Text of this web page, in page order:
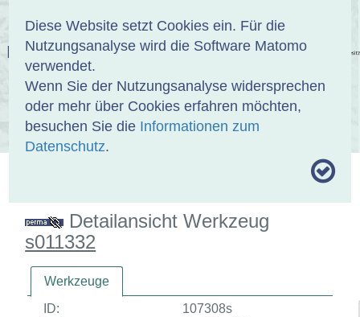
Diese Website setzt Cookies ein. Für die
Nutzungsanalyse wird die Software Matomo
verwendet.
Wenn Sie der Nutzungsanalyse widersprechen
oder mehr über Cookies erfahren möchten,
besuchen Sie die Informationen zum
Datenschutz.
EINBANDDATENBANK
ÜBER UNS SAMMLUNGEN SUCHE
Detailansicht Werkzeug
s011332
Werkzeuge
ID:
107308s